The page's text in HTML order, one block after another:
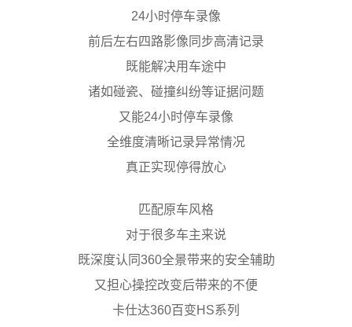
24小时停车录像
前后左右四路影像同步高清记录
既能解决用车途中
诸如碰瓷、碰撞纠纷等证据问题
又能24小时停车录像
全维度清晰记录异常情况
真正实现停得放心
匹配原车风格
对于很多车主来说
既深度认同360全景带来的安全辅助
又担心操控改变后带来的不便
卡仕达360百变HS系列